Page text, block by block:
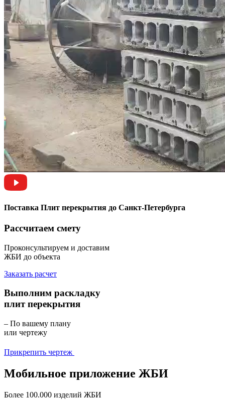
Поставка Плит перекрытия до Санкт-Петербурга
Рассчитаем смету
Проконсультируем и доставим
ЖБИ до объекта
Заказать расчет
Выполним раскладку
плит перекрытия
– По вашему плану
или чертежу
Прикрепить чертеж
Мобильное приложение ЖБИ
Более 100.000 изделий ЖБИ